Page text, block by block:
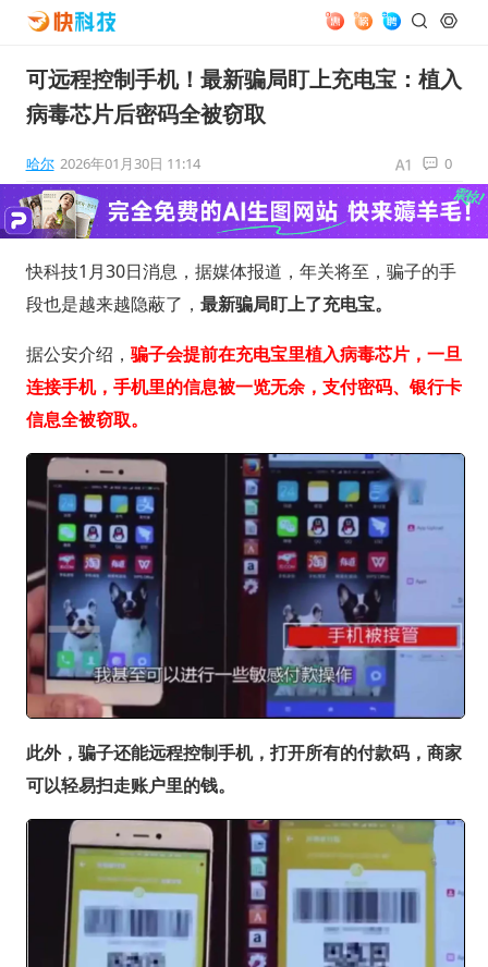
可远程控制手机！最新骗局盯上充电宝：植入
病毒芯片后密码全被窃取
哈尔 2026年01月30日 11:14 0
快科技1月30日消息，据媒体报道，年关将至，骗子的手
段也是越来越隐蔽了， 最新骗局盯上了充电宝。
据公安介绍， 骗子会提前在充电宝里植入病毒芯片，一旦
连接手机，手机里的信息被一览无余，支付密码、银行卡
信息全被窃取。
此外，骗子还能远程控制手机，打开所有的付款码，商家
可以轻易扫走账户里的钱。